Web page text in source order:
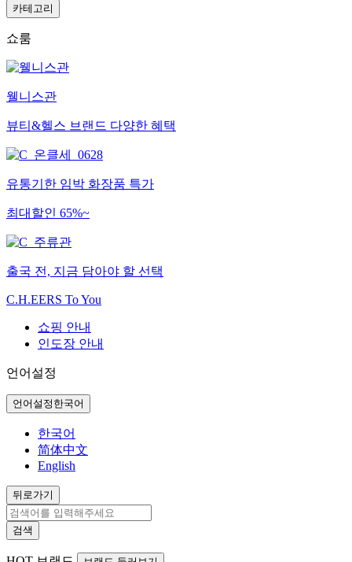
카테고리
쇼룸
웰니스관
뷰티&헬스 브랜드 다양한 혜택
유통기한 임박 화장품 특가
최대할인 65%~
출국 전, 지금 담아야 할 선택
C.H.EERS To You
쇼핑 안내
인도장 안내
언어설정
언어설정 한국어
한국어
简体中文
English
뒤로가기
검색